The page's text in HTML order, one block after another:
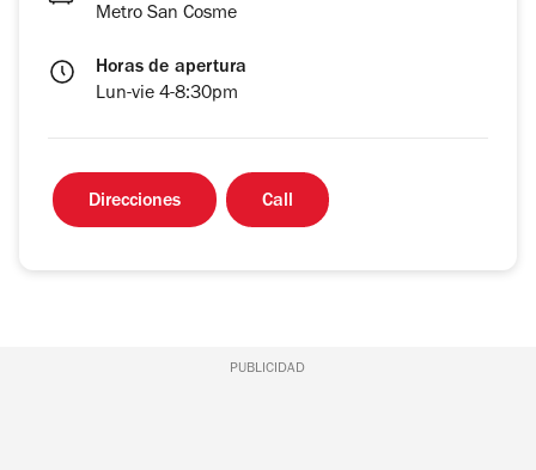
Metro San Cosme
Horas de apertura
Lun-vie 4-8:30pm
Direcciones Call
PUBLICIDAD